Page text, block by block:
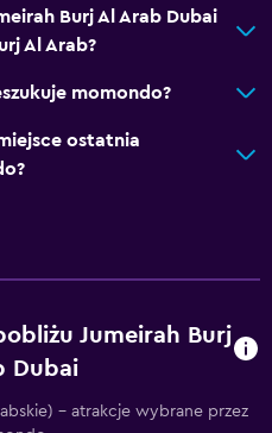
Burj Al Arab Dubai
Al Arab?
momondo?
ostatnia
Jumeirah Burj
Dubai
– atrakcje wybrane przez